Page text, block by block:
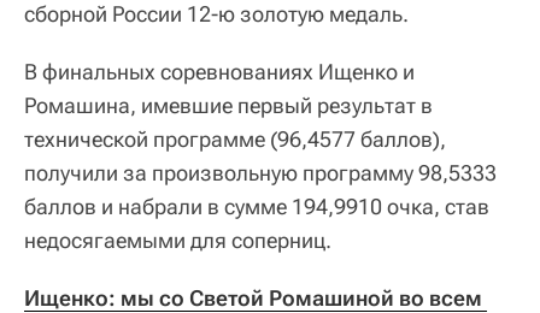
сборной России 12-ю золотую медаль.
В финальных соревнованиях Ищенко и
Ромашина, имевшие первый результат в
технической программе (96,4577 баллов),
получили за произвольную программу 98,5333
баллов и набрали в сумме 194,9910 очка, став
недосягаемыми для соперниц.
Ищенко: мы со Светой Ромашиной во всем